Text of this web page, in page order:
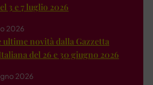
3 e 7 luglio 2026
2026
ultime novità dalla Gazzetta
del 26 e 30 giugno 2026
2026